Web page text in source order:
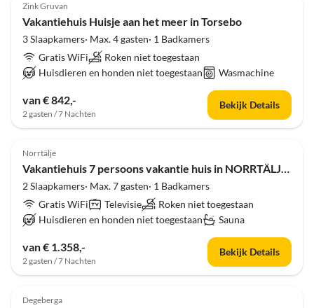
Zink Gruvan
Vakantiehuis Huisje aan het meer in Torsebo
3 Slaapkamers· Max. 4 gasten· 1 Badkamers
Gratis WiFi
Roken niet toegestaan
Huisdieren en honden niet toegestaan
Wasmachine
van € 842,-
2 gasten / 7 Nachten
Bekijk Details
4.0 (2)
Norrtälje
Vakantiehuis 7 persoons vakantie huis in NORRTÄLJE-By Traum
2 Slaapkamers· Max. 7 gasten· 1 Badkamers
Gratis WiFi
Televisie
Roken niet toegestaan
Huisdieren en honden niet toegestaan
Sauna
van € 1.358,-
2 gasten / 7 Nachten
Bekijk Details
4.0 (1)
Degeberga